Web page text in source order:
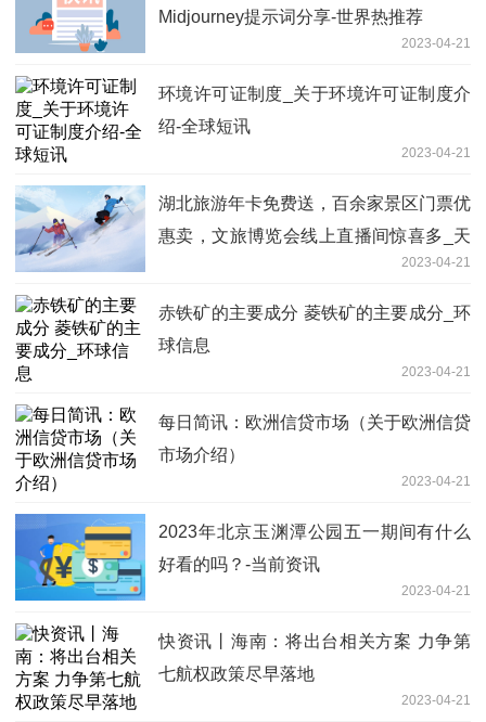
Midjourney提示词分享-世界热推荐
2023-04-21
环境许可证制度_关于环境许可证制度介
绍-全球短讯
2023-04-21
湖北旅游年卡免费送，百余家景区门票优
惠卖，文旅博览会线上直播间惊喜多_天
2023-04-21
赤铁矿的主要成分 菱铁矿的主要成分_环
球信息
2023-04-21
每日简讯：欧洲信贷市场（关于欧洲信贷
市场介绍）
2023-04-21
2023年北京玉渊潭公园五一期间有什么
好看的吗？-当前资讯
2023-04-21
快资讯丨海南：将出台相关方案 力争第
七航权政策尽早落地
2023-04-21